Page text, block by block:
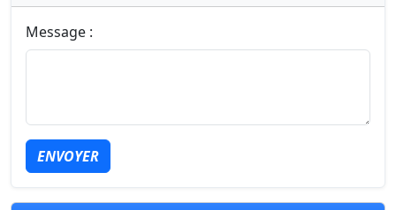
Message :
ENVOYER